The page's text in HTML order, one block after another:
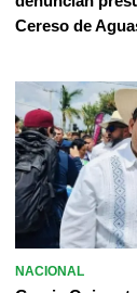
Cereso de
NACIONAL